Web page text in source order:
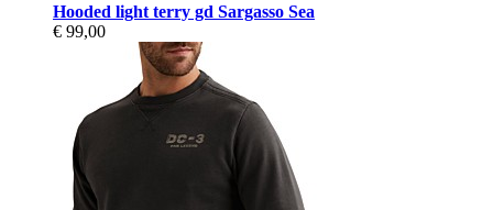
Hooded light terry gd Sargasso Sea
€ 99,00